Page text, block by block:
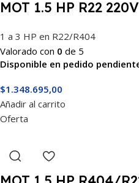
MOT 1.5 HP R22
1 a 3 HP en R22/R404
Valorado con 0 de 5
Disponible en pedido
$1.348.695,00
Añadir al carrito
Oferta